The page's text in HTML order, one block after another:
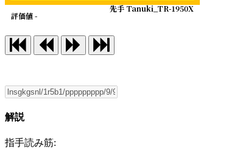
先手 Tanuki_TR-1950X
評価値 -
解説
指手読み筋: